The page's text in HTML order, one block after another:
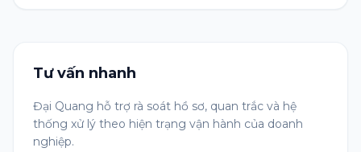
Tư vấn nhanh
Đại Quang hỗ trợ rà soát hồ sơ, quan trắc và hệ
thống xử lý theo hiện trạng vận hành của doanh
nghiệp.